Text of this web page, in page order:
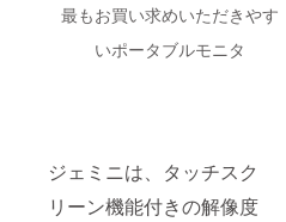
最もお買い求めいただきやす
いポータブルモニタ
ジェミニは、タッチスク
リーン機能付きの解像度